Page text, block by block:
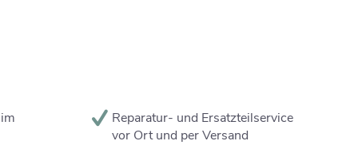
Reparatur- und Ersatzteilservice
vor Ort und per Versand